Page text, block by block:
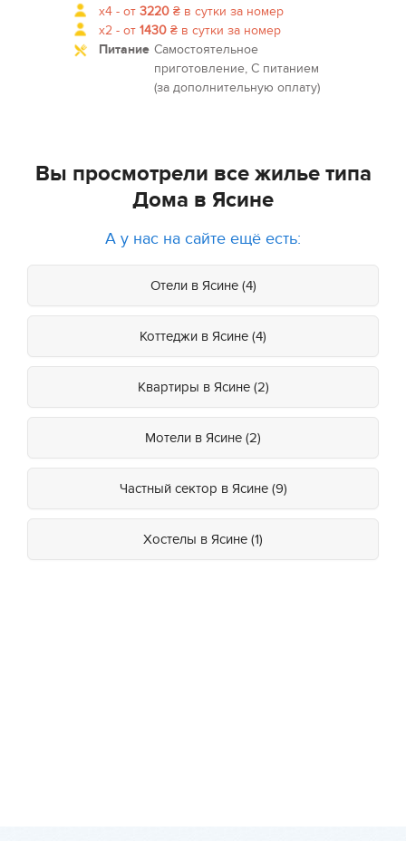
x4 - от 3220 ₴ в сутки за номер
x2 - от 1430 ₴ в сутки за номер
Питание Самостоятельное
приготовление, С питанием
(за дополнительную оплату)
Вы просмотрели все жилье типа
Дома в Ясине
А у нас на сайте ещё есть:
Отели в Ясине (4)
Коттеджи в Ясине (4)
Квартиры в Ясине (2)
Мотели в Ясине (2)
Частный сектор в Ясине (9)
Хостелы в Ясине (1)